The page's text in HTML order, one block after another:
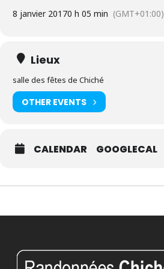
8 janvier 20170 h 05 min (GMT+01:00)
Lieux
salle des fêtes de Chiché
OTHER EVENTS
CALENDAR GOOGLECAL